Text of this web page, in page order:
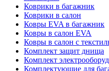
Коврики в багажник
Коврики в салон
Ковры EVA в багажник
Ковры в салон EVA
Ковры в салон с
Комплект защит днища
Комплект
Комплектующие для